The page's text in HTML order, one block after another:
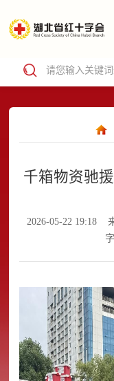
千箱物资驰
2026-05-22 19:18